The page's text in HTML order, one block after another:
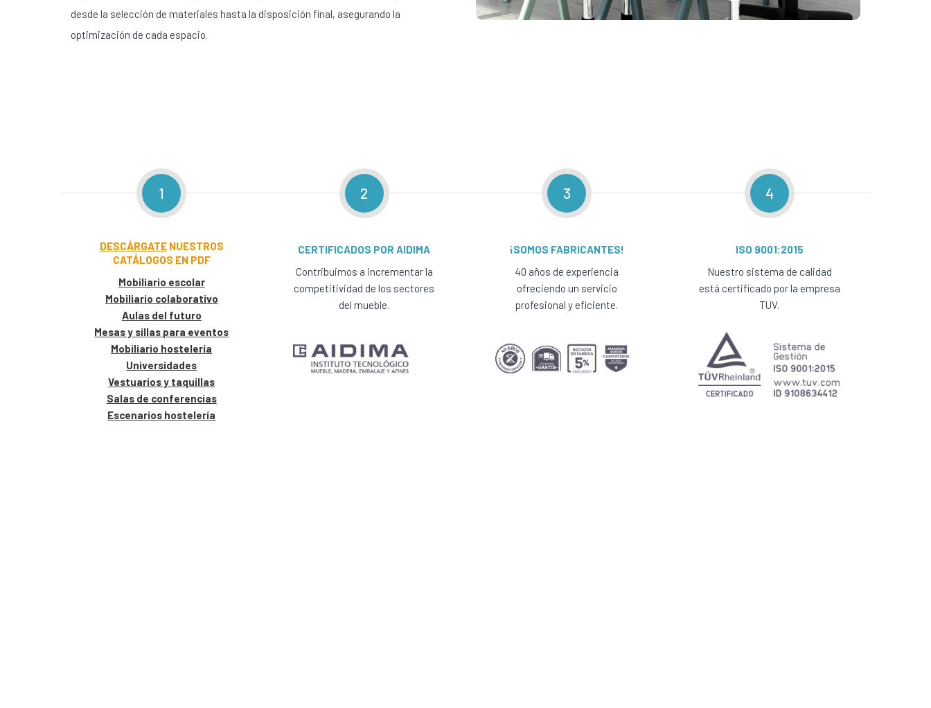
desde la selección de materiales hasta la disposición final, asegurando la
optimización de cada espacio.
1
DESCÁRGATENUESTROS
CATÁLOGOS EN PDF
Mobiliario escolar
Mobiliario colaborativo
Aulas del futuro
Mesas y sillas para eventos
Mobiliario hostelería
Universidades
Vestuarios y taquillas
Salas de conferencias
Escenarios hostelería
2
CERTIFICADOS POR AIDIMA
Contribuimos a incrementar la
competitividad de los sectores
del mueble.
3
¡SOMOS FABRICANTES!
40 años de experiencia
ofreciendo un servicio
profesional y eficiente.
4
ISO 9001:2015
Nuestro sistema de calidad
está certificado por la empresa
TUV.